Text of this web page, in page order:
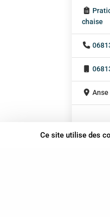
chaise
Anse
Ce site utilise des